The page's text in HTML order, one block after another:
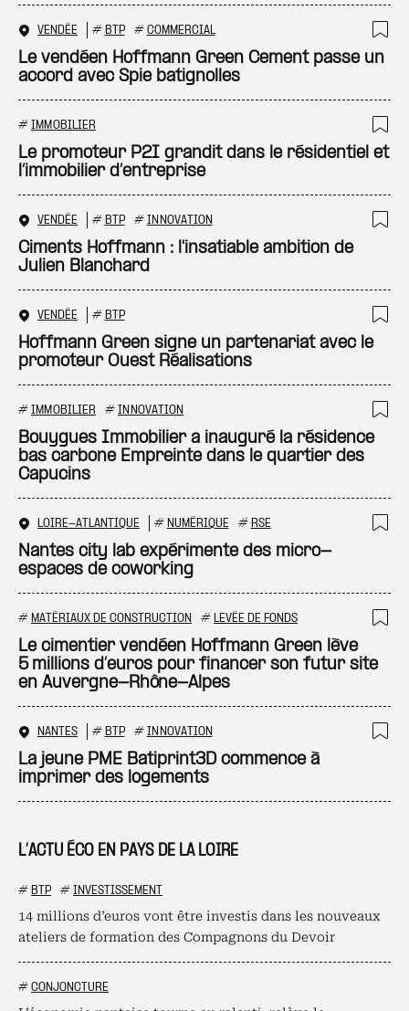
L’ACTU ÉCO EN PAYS DE LA LOIRE
# BTP # INVESTISSEMENT
14 millions d’euros vont être investis dans les nouveaux
ateliers de formation des Compagnons du Devoir
# CONJONCTURE
VENDÉE # BTP # COMMERCIAL
Le vendéen Hoffmann Green Cement passe un
accord avec Spie batignolles
# IMMOBILIER
Le promoteur P2I grandit dans le résidentiel et
l’immobilier d’entreprise
VENDÉE # BTP # INNOVATION
Ciments Hoffmann : l'insatiable ambition de
Julien Blanchard
VENDÉE # BTP
Hoffmann Green signe un partenariat avec le
promoteur Ouest Réalisations
# IMMOBILIER # INNOVATION
Bouygues Immobilier a inauguré la résidence
bas carbone Empreinte dans le quartier des
Capucins
LOIRE-ATLANTIQUE # NUMÉRIQUE # RSE
Nantes city lab expérimente des micro-
espaces de coworking
# MATÉRIAUX DE CONSTRUCTION # LEVÉE DE FONDS
Le cimentier vendéen Hoffmann Green lève
5 millions d’euros pour financer son futur site
en Auvergne-Rhône-Alpes
NANTES # BTP # INNOVATION
La jeune PME Batiprint3D commence à
imprimer des logements